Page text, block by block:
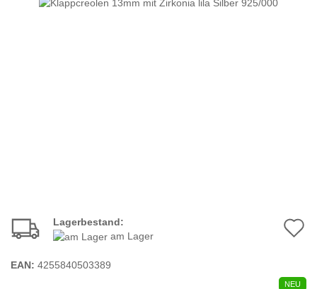
Lagerbestand:
am Lager
EAN: 4255840503389
NEU